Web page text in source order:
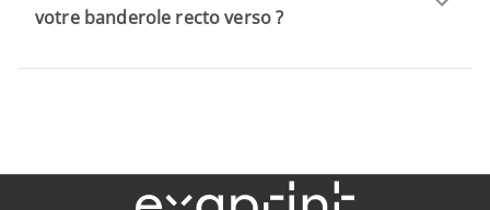
votre banderole recto verso ?